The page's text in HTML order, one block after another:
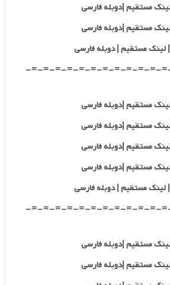
-=-=-=-=-=-=-=-=-=-=-=-
-=-=-=-=-=-=-=-=-=-=-=-